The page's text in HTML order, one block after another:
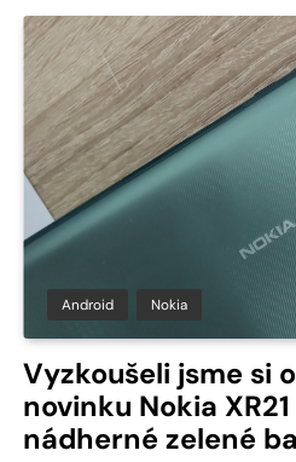
Android Nokia
Vyzkoušeli jsme si
novinku Nokia
nádherné zelené